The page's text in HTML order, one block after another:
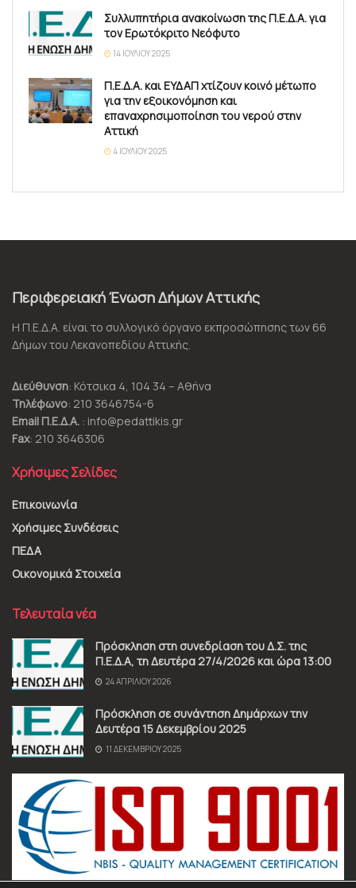
Συλλυπητήρια ανακοίνωση της Π.Ε.Δ.Α. για
τον Ερωτόκριτο Νεόφυτο
14 ΙΟΥΛΊΟΥ 2025
Π.Ε.Δ.Α. και ΕΥΔΑΠ χτίζουν κοινό μέτωπο
για την εξοικονόμηση και
επαναχρησιμοποίηση του νερού στην
Αττική
4 ΙΟΥΛΊΟΥ 2025
Περιφερειακή Ένωση Δήμων Αττικής
Η Π.Ε.Δ.Α. είναι το συλλογικό όργανο εκπροσώπησης των 66
Δήμων του Λεκανοπεδίου Αττικής.
Διεύθυνση: Κότσικα 4, 104 34 – Αθήνα
Τηλέφωνο: 210 3646754-6
Email Π.Ε.Δ.Α. : info@pedattikis.gr
Fax: 210 3646306
Χρήσιμες Σελίδες
Επικοινωνία
Χρήσιμες Συνδέσεις
ΠΕΔΑ
Οικονομικά Στοιχεία
Τελευταία νέα
Πρόσκληση στη συνεδρίαση του Δ.Σ. της
Π.Ε.Δ.Α, τη Δευτέρα 27/4/2026 και ώρα 13:00
24 ΑΠΡΙΛΊΟΥ 2026
Πρόσκληση σε συνάντηση Δημάρχων την
Δευτέρα 15 Δεκεμβρίου 2025
11 ΔΕΚΕΜΒΡΊΟΥ 2025